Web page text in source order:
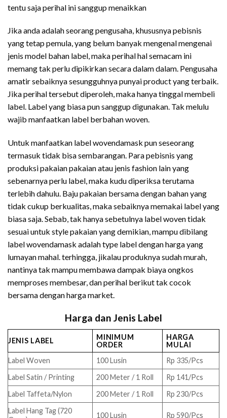
tentu saja perihal ini sanggup menaikkan
Jika anda adalah seorang pengusaha, khususnya pebisnis
yang tetap pemula, yang belum banyak mengenal mengenai
jenis model bahan label, maka perihal hal semacam ini
memang tak perlu dipikirkan secara dalam dalam. Pengusaha
amatir sebaiknya sesungguhnya punyai product yang terbaik.
Jika perihal tersebut diperoleh, maka hanya tinggal membeli
label. Label yang biasa pun sanggup digunakan. Tak melulu
wajib manfaatkan label berbahan woven.
Untuk manfaatkan label wovendamask pun seseorang
termasuk tidak bisa sembarangan. Para pebisnis yang
produksi pakaian pakaian atau jenis fashion lain yang
sebenarnya perlu label, maka kudu diperiksa terutama
terlebih dahulu. Baju pakaian bersama dengan bahan yang
tidak cukup berkualitas, maka sebaiknya memakai label yang
biasa saja. Sebab, tak hanya sebetulnya label woven tidak
sesuai untuk style pakaian yang demikian, mampu dibilang
label wovendamask adalah type label dengan harga yang
lumayan mahal. terhingga, jikalau produknya sudah murah,
nantinya tak mampu membawa dampak biaya ongkos
memproses membesar, dan perihal berikut tak cocok
bersama dengan harga market.
Harga dan Jenis Label
JENIS LABEL
MINIMUM
ORDER
HARGA
MULAI
Label Woven
100 Lusin
Rp 335/Pcs
Label Satin / Printing
200 Meter / 1 Roll
Rp 141/Pcs
Label Taffeta/Nylon
200 Meter / 1 Roll
Rp 230/Pcs
Label Hang Tag (720
100 Lusin Rp 590/Pcs